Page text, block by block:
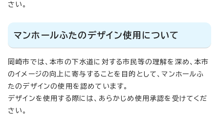
さい。
マンホールふたのデザイン使用について
岡崎市では、本市の下水道に対する市民等の理解を深め、本市
のイメージの向上に寄与することを目的として、マンホールふ
たのデザインの使用を認めています。
デザインを使用する際には、あらかじめ使用承認を受けてくだ
さい。